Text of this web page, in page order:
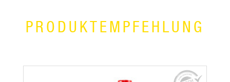
PRODUKTEMPFEHLUNG